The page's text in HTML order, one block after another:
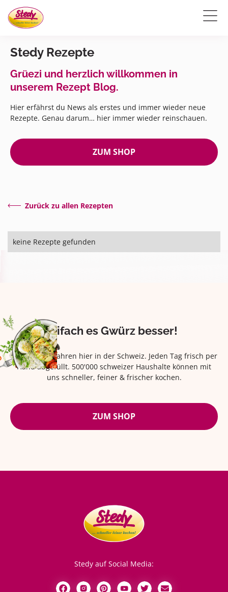
Stedy Rezepte
Grüezi und herzlich willkommen in
unserem Rezept Blog.
Hier erfährst du News als erstes und immer wieder neue
Rezepte. Genau darum… hier immer wieder reinschauen.
ZUM SHOP
Zurück zu allen Rezepten
keine Rezepte gefunden
Eifach es Gwürz besser!
Seit über 42 Jahren hier in der Schweiz. Jeden Tag frisch per
Hand abgefüllt. 500'000 schweizer Haushalte können mit
uns schneller, feiner & frischer kochen.
ZUM SHOP
Stedy auf Social Media: